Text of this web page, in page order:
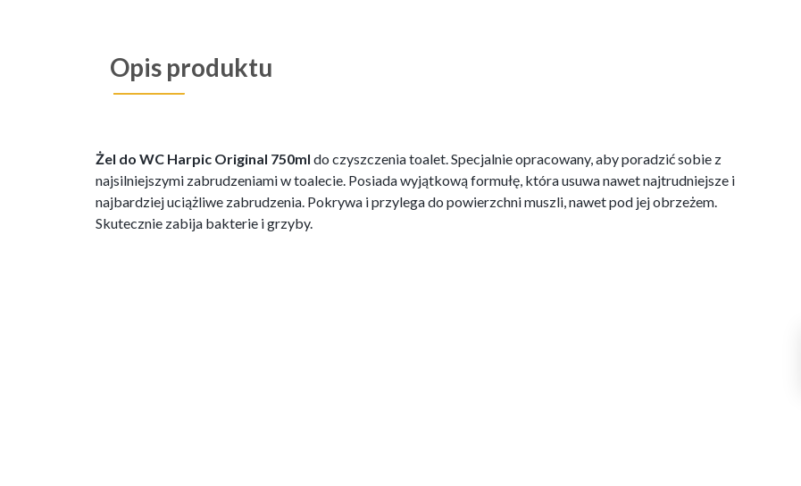
Opis produktu
Żel do WC Harpic Original 750ml do czyszczenia toalet. Specjalnie opracowany, aby poradzić sobie z
najsilniejszymi zabrudzeniami w toalecie. Posiada wyjątkową formułę, która usuwa nawet najtrudniejsze i
najbardziej uciążliwe zabrudzenia. Pokrywa i przylega do powierzchni muszli, nawet pod jej obrzeżem.
Skutecznie zabija bakterie i grzyby.